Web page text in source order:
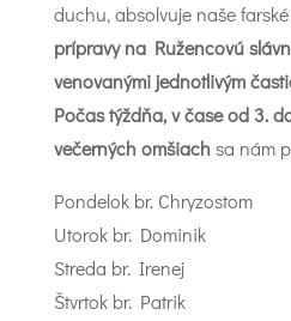
duchu, absolvuje naše
prípravy na Ružencovú
venovanými jednotlivým
Počas týždňa, v čase od 3.
večerných omšiach sa nám
Pondelok br. Chryzostom
Utorok br. Dominik
Streda br. Irenej
Štvrtok br. Patrik